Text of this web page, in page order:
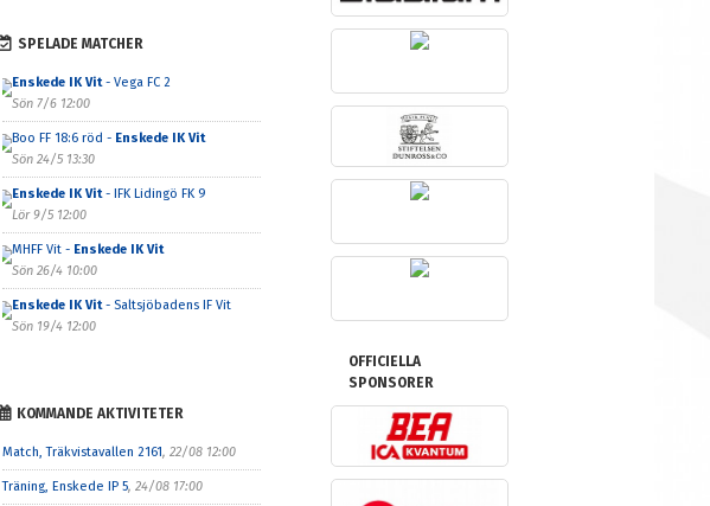
SPELADE MATCHER
Enskede IK Vit- Vega FC 2
Sön 7/6 12:00
Boo FF 18:6 röd - Enskede IK Vit
Sön 24/5 13:30
Enskede IK Vit- IFK Lidingö FK 9
Lör 9/5 12:00
MHFF Vit - Enskede IK Vit
Sön 26/4 10:00
Enskede IK Vit- Saltsjöbadens IF Vit
Sön 19/4 12:00
KOMMANDE AKTIVITETER
Match, Träkvistavallen 2161, 22/08 12:00
Träning, Enskede IP 5, 24/08 17:00
OFFICIELLA
SPONSORER